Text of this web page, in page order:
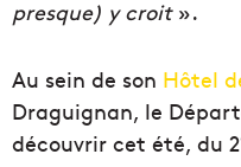
presque) y croit».
Au sein de son Hôtel
Draguignan, le
découvrir cet été, du